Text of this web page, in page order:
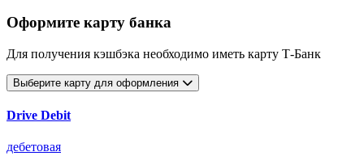
Оформите карту банка
Для получения кэшбэка необходимо иметь карту Т-Банк
Выберите карту для оформления
Drive Debit
дебетовая